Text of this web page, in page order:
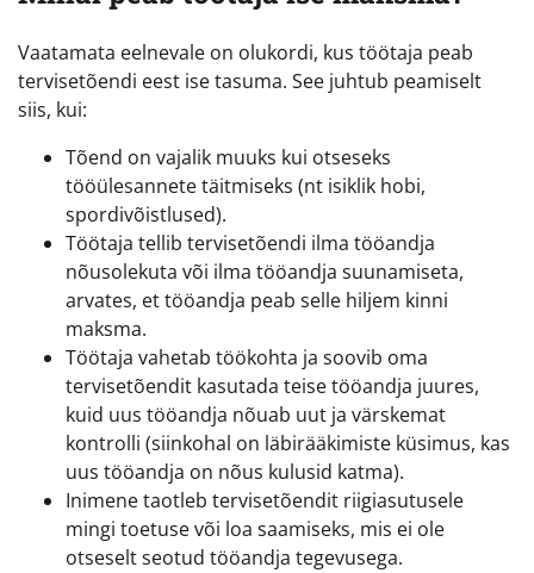
Vaatamata eelnevale on olukordi, kus töötaja peab
tervisetõendi eest ise tasuma. See juhtub peamiselt
siis, kui:
Tõend on vajalik muuks kui otseseks
tööülesannete täitmiseks (nt isiklik hobi,
spordivõistlused).
Töötaja tellib tervisetõendi ilma tööandja
nõusolekuta või ilma tööandja suunamiseta,
arvates, et tööandja peab selle hiljem kinni
maksma.
Töötaja vahetab töökohta ja soovib oma
tervisetõendit kasutada teise tööandja juures,
kuid uus tööandja nõuab uut ja värskemat
kontrolli (siinkohal on läbirääkimiste küsimus, kas
uus tööandja on nõus kulusid katma).
Inimene taotleb tervisetõendit riigiasutusele
mingi toetuse või loa saamiseks, mis ei ole
otseselt seotud tööandja tegevusega.